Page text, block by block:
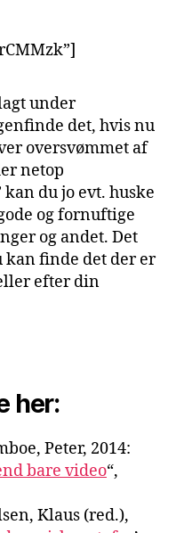
under
det, hvis nu
oversvømmet af
netop
kan du jo evt. huske
og fornuftige
og andet. Det
kan finde det der er
efter din
her:
Peter, 2014:
bare video“,
Klaus (red.),